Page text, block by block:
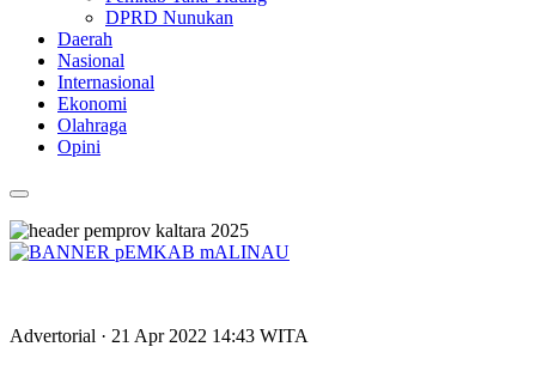
DPRD Nunukan
Daerah
Nasional
Internasional
Ekonomi
Olahraga
Opini
Advertorial · 21 Apr 2022 14:43 WITA